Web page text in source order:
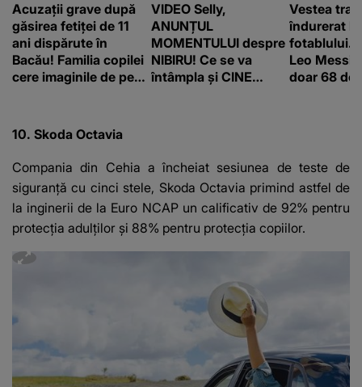
Acuzații grave după
găsirea fetiței de 11
ani dispărute în
Bacău! Familia copilei
cere imaginile de pe
a mai dus sora mea...”
VIDEO Selly,
ANUNȚUL
MOMENTULUI despre
NIBIRU! Ce se va
întâmpla și CINE
Vestea
îndurerat
fotablului.
Leo Messi
doar 68 de
10. Skoda Octavia
Compania din Cehia a încheiat sesiunea de teste de
siguranță cu cinci stele, Skoda Octavia primind astfel de
la inginerii de la Euro NCAP un calificativ de 92% pentru
protecția adulților și 88% pentru protecția copiilor.